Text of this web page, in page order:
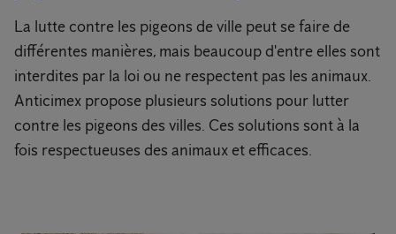
La lutte contre les pigeons de ville peut se faire de
différentes manières, mais beaucoup d'entre elles sont
interdites par la loi ou ne respectent pas les animaux.
Anticimex propose plusieurs solutions pour lutter
contre les pigeons des villes. Ces solutions sont à la
fois respectueuses des animaux et efficaces.